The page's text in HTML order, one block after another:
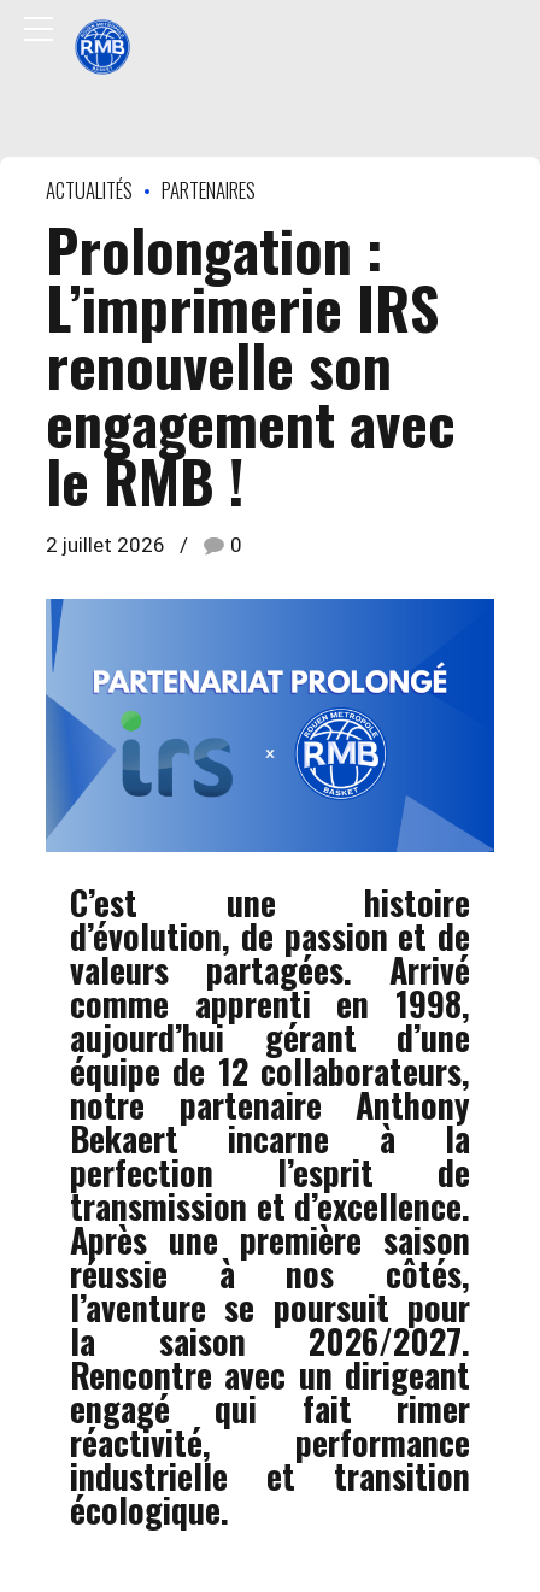
ACTUALITÉS PARTENAIRES
Prolongation :
L’imprimerie IRS
renouvelle son
engagement avec
le RMB !
2 juillet 2026 0
C’est une histoire
d’évolution, de passion et de
valeurs partagées. Arrivé
comme apprenti en 1998,
aujourd’hui gérant d’une
équipe de 12 collaborateurs,
notre partenaire Anthony
Bekaert incarne à la
perfection l’esprit de
transmission et d’excellence.
Après une première saison
réussie à nos côtés,
l’aventure se poursuit pour
la saison 2026/2027.
Rencontre avec un dirigeant
engagé qui fait rimer
réactivité, performance
industrielle et transition
écologique.